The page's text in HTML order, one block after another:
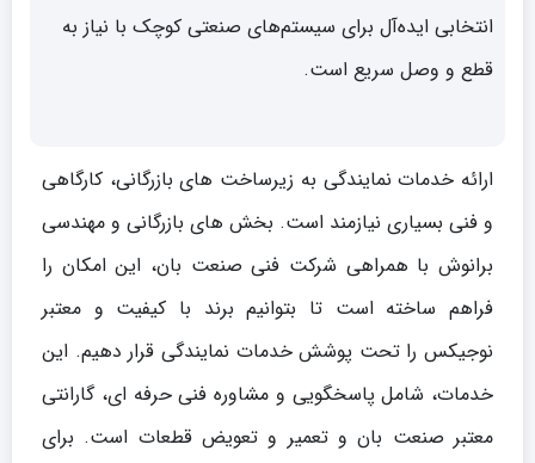
انتخابی ایده‌آل برای سیستم‌های صنعتی کوچک با نیاز به
قطع و وصل سریع است.
ارائه خدمات نمایندگی به زیرساخت های بازرگانی، کارگاهی
و فنی بسیاری نیازمند است. بخش های بازرگانی و مهندسی
برانوش با همراهی شرکت فنی صنعت بان، این امکان را
فراهم ساخته است تا بتوانیم برند با کیفیت و معتبر
نوجیکس را تحت پوشش خدمات نمایندگی قرار دهیم. این
خدمات، شامل پاسخگویی و مشاوره فنی حرفه ای، گارانتی
معتبر صنعت بان و تعمیر و تعویض قطعات است. برای